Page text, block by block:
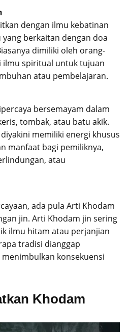
dengan ilmu kebatinan
berkaitan dengan doa
dimiliki oleh orang-
ilmu spiritual untuk tujuan
atau pembelajaran.
bersemayam dalam
tombak, atau batu akik.
memiliki energi khusus
manfaat bagi pemiliknya,
atau
ada pula Arti Khodam
jin. Arti Khodam jin sering
ilmu hitam atau perjanjian
tradisi dianggap
konsekuensi
Khodam